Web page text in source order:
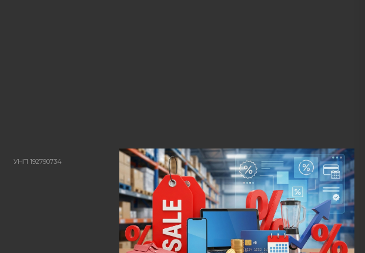
УНП 192790734